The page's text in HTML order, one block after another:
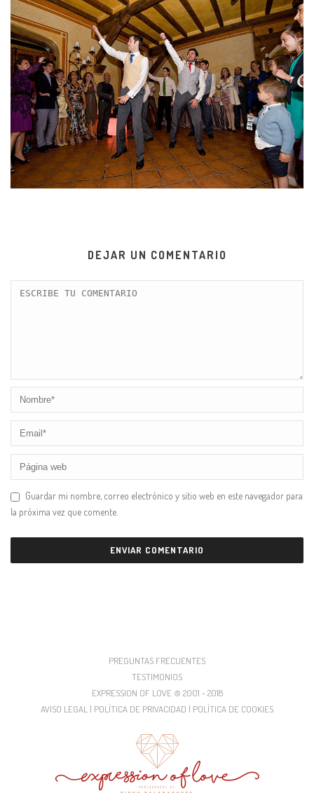
DEJAR UN COMENTARIO
Guardar mi nombre, correo electrónico y sitio web en este navegador para
la próxima vez que comente.
PREGUNTAS FRECUENTES
TESTIMONIOS
EXPRESSION OF LOVE © 2001 - 2018
AVISO LEGAL | POLÍTICA DE PRIVACIDAD | POLÍTICA DE COOKIES